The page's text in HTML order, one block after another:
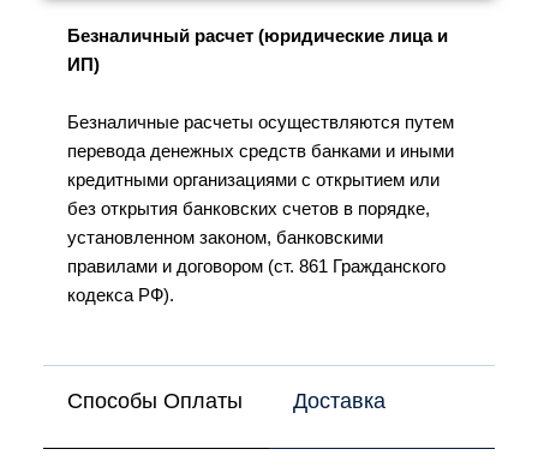
Безналичный расчет (юридические лица и
ИП)
Безналичные расчеты осуществляются путем
перевода денежных средств банками и иными
кредитными организациями с открытием или
без открытия банковских счетов в порядке,
установленном законом, банковскими
правилами и договором (ст. 861 Гражданского
кодекса РФ).
Способы Оплаты Доставка